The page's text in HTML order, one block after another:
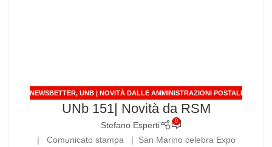
NEWSBETTER, UNB | NOVITÀ DALLE AMMINISTRAZIONI POSTALI
UNb 151| Novità da RSM
Stefano Esperti 0
| Comunicato stampa | San Marino celebra Expo